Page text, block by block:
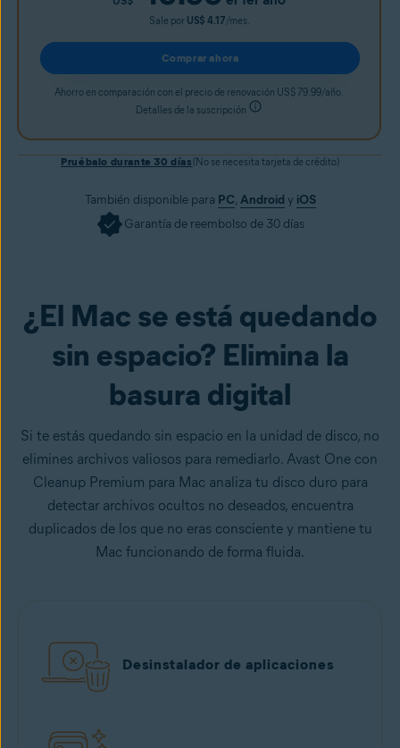
Sale por US$ 4.17/mes.
Comprar ahora
Ahorro en comparación con el precio de renovación US$ 79.99/año.
Detalles de la suscripción
Pruébalo durante 30 días(No se necesita tarjeta de crédito)
También disponible para PC, Android y iOS
Garantía de reembolso de 30 días
Consíguelo ya
¿El Mac se está quedando
sin espacio? Elimina la
basura digital
Si te estás quedando sin espacio en la unidad de disco, no
elimines archivos valiosos para remediarlo. Avast One con
Cleanup Premium para Mac analiza tu disco duro para
detectar archivos ocultos no deseados, encuentra
duplicados de los que no eras consciente y mantiene tu
Mac funcionando de forma fluida.
Desinstalador de aplicaciones